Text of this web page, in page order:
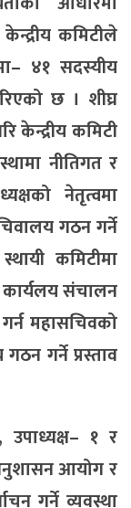
कमिटीले
४१ सदस्यीय
छ । शीघ्र
केन्द्रीय कमिटी
नीतिगत र
नेतृत्वमा
गठन गर्ने
कमिटीमा
कार्यलय संचालन
महासचिवको
गर्ने प्रस्ताव
उपाध्यक्ष– १ र
आयोग र
गर्ने व्यवस्था